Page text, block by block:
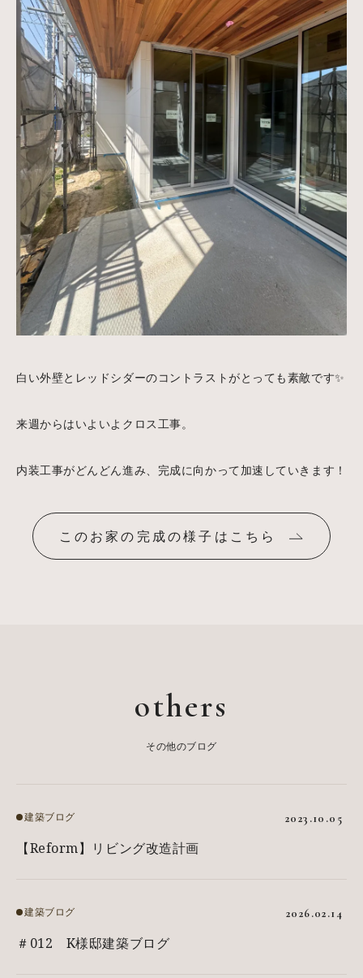
白い外壁とレッドシダーのコントラストがとっても素敵です✨
来週からはいよいよクロス工事。
内装工事がどんどん進み、完成に向かって加速していきます！
このお家の完成の様子はこちら
others
その他のブログ
【Reform】リビング改造計画
建築ブログ 2023.10.05
＃012 K様邸建築ブログ
建築ブログ 2026.02.14